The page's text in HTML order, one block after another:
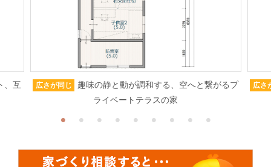
、互 広さが同じ
趣味の静と動が調和する、空へと繋がるプ
ライベートテラスの家
広さ